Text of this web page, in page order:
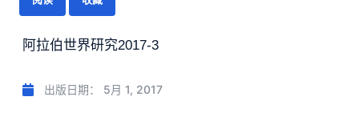
阿拉伯世界研究2017-3
出版日期： 5月 1, 2017